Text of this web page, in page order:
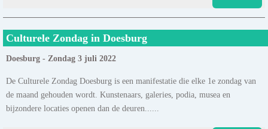
Culturele Zondag in Doesburg
Doesburg - Zondag 3 juli 2022
De Culturele Zondag Doesburg is een manifestatie die elke 1e zondag van
de maand gehouden wordt. Kunstenaars, galeries, podia, musea en
bijzondere locaties openen dan de deuren......